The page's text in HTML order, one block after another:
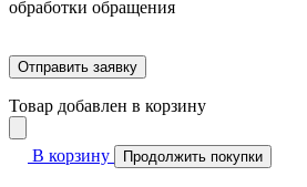
обработки обращения
Товар добавлен в корзину
В корзину Продолжить покупки